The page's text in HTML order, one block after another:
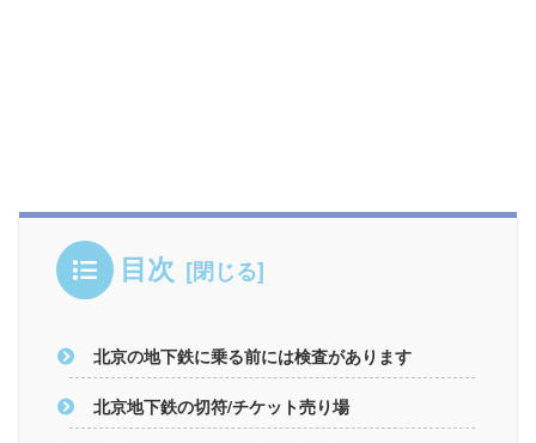
目次
北京の地下鉄に乗る前には検査があります
北京地下鉄の切符/チケット売り場